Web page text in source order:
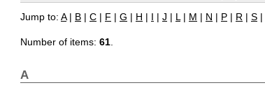
Jump to: A| B | C | F | G | H | I | J | L | M | N | P | R | S |
Number of items: 61
A